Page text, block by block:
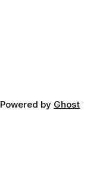
Powered by Ghost